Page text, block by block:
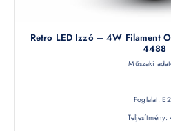
Retro LED Izzó – 4W Filament
4488
Műszaki
Foglalat:
Teljesítmény: